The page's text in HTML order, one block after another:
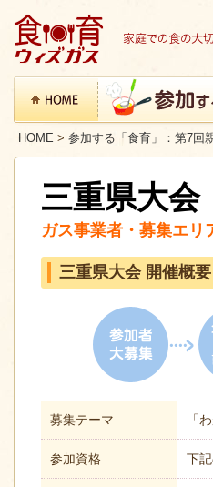
HOME > 参加する「食育」：第7回
三重県大会
ガス事業者・募集エリ
三重県大会 開催概要
募集テーマ 「
参加資格 下